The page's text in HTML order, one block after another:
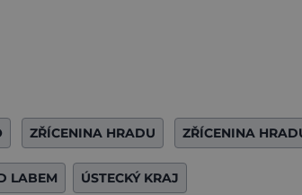
ZŘÍCENINA HRADU ZŘÍCENINA
LABEM ÚSTECKÝ KRAJ